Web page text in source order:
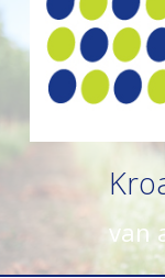
Informatie
Zakelijk
Consumenten
van